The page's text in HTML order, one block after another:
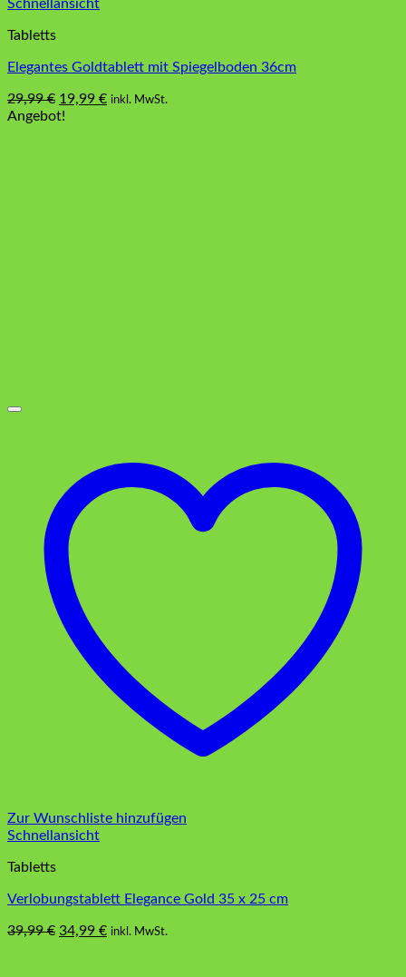
Schnellansicht
Tabletts
Elegantes Goldtablett mit Spiegelboden 36cm
29,99€ Ursprünglicher
Preis
19,99 €Aktueller
inkl. MwSt.
Angebot!
Zur Wunschliste hinzufügen
Schnellansicht
Tabletts
Verlobungstablett Elegance Gold 35 x 25 cm
39,99€ Ursprünglicher
34,99 €Aktueller
inkl. MwSt.